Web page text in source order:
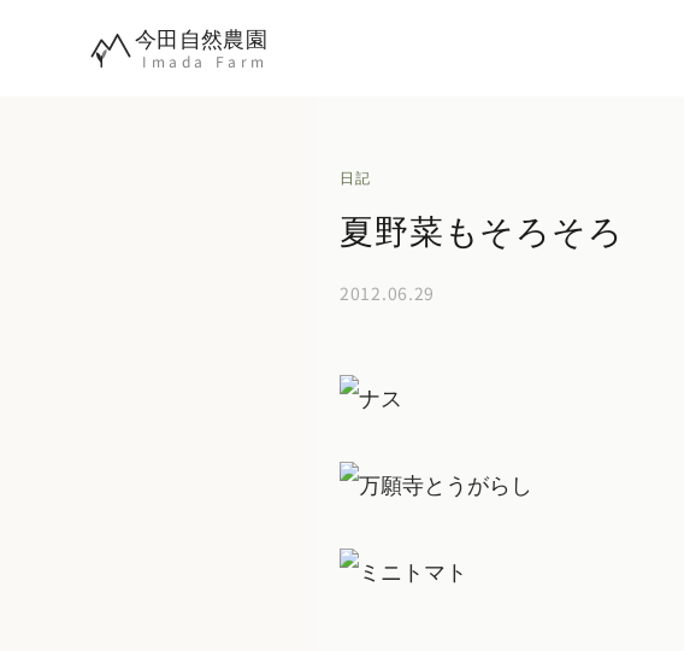
今田自然農園
Imada Farm
日記
夏野菜もそろそろ
2012.06.29